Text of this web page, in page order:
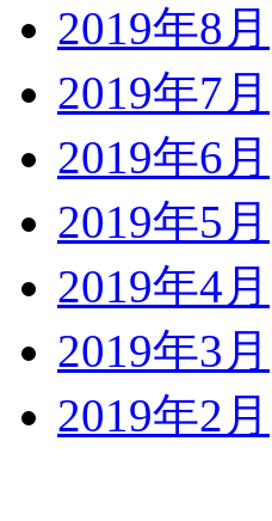
2019年8月
2019年7月
2019年6月
2019年5月
2019年4月
2019年3月
2019年2月